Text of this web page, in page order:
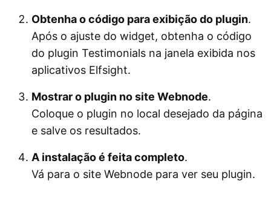
Obtenha o código para exibição do plugin.
Após o ajuste do widget, obtenha o código
do plugin Testimonials na janela exibida nos
aplicativos Elfsight.
Mostrar o plugin no site Webnode.
Coloque o plugin no local desejado da página
e salve os resultados.
A instalação é feita completo.
Vá para o site Webnode para ver seu plugin.